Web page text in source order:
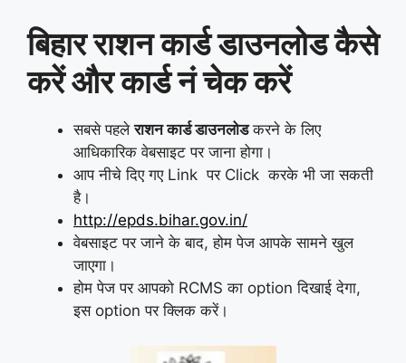
बिहार राशन कार्ड डाउनलोडकैसे
करें और कार्ड नं चेक करें
सबसे पहलेराशन कार्ड डाउनलोडकरने के लिए
आधिकारिक वेबसाइट पर जाना होगा।
आप नीचे दिए गए Link पर Click करके भी जा सकती
है।
http://epds.bihar.gov.in/
वेबसाइट पर जाने के बाद, होम पेज आपके सामने खुल
जाएगा।
होम पेज पर आपको RCMS का option दिखाई देगा,
इस option पर क्लिक करें।